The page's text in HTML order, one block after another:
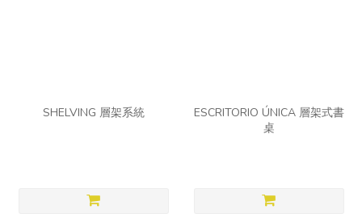
SHELVING 層架系統
ESCRITORIO ÚNICA 層架式書
桌